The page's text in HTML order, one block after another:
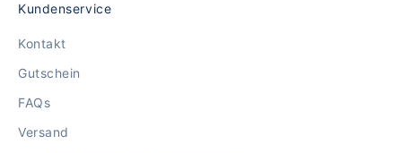
Kundenservice
Kontakt
Gutschein
FAQs
Versand